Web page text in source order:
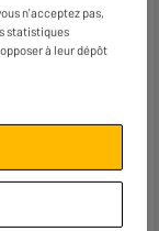
micro-
USB
n'acceptez pas,
statistiques
à leur dépôt